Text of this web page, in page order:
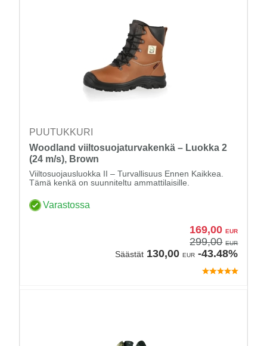
PUUTUKKURI
Woodland viiltosuojaturvakenkä – Luokka 2
(24 m/s), Brown
Viiltosuojausluokka II – Turvallisuus Ennen Kaikkea.
Tämä kenkä on suunniteltu ammattilaisille.
Varastossa
169,00 EUR
299,00 EUR
Säästät 130,00 EUR -43.48%